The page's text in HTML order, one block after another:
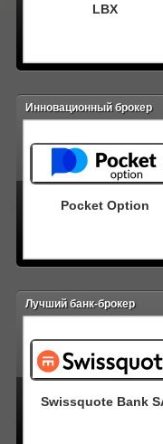
LBX
Инновационный брокер
Pocket Option
Лучший банк-брокер
Swissquote Bank